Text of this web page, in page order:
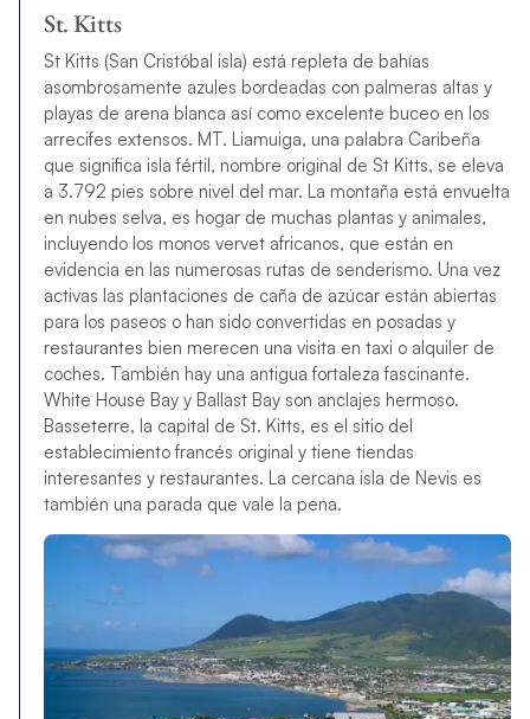
St. Kitts
St Kitts (San Cristóbal isla) está repleta de bahías
asombrosamente azules bordeadas con palmeras altas y
playas de arena blanca así como excelente buceo en los
arrecifes extensos. MT. Liamuiga, una palabra Caribeña
que significa isla fértil, nombre original de St Kitts, se eleva
a 3.792 pies sobre nivel del mar. La montaña está envuelta
en nubes selva, es hogar de muchas plantas y animales,
incluyendo los monos vervet africanos, que están en
evidencia en las numerosas rutas de senderismo. Una vez
activas las plantaciones de caña de azúcar están abiertas
para los paseos o han sido convertidas en posadas y
restaurantes bien merecen una visita en taxi o alquiler de
coches. También hay una antigua fortaleza fascinante.
White House Bay y Ballast Bay son anclajes hermoso.
Basseterre, la capital de St. Kitts, es el sitio del
establecimiento francés original y tiene tiendas
interesantes y restaurantes. La cercana isla de Nevis es
también una parada que vale la pena.